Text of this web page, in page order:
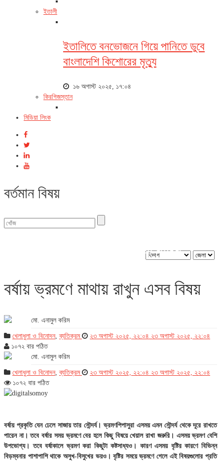
ইতালী
ইতালিতে বনভোজনে গিয়ে পানিতে ডুবে
বাংলাদেশি কিশোরের মৃত্যু
১৬ অগাস্ট ২০২৫, ১৭:০৪
কিরগিজস্তান
মিডিয়া লিংক
বর্তমান বিষয়
বিভাগ : খেলাধুলা ও বিনোদন
বর্ষায় ভ্রমণে মাথায় রাখুন এসব বিষয়
মো. এনামুল করিম
খেলাধুলা ও বিনোদন,ব্যতিক্রম ২৩ অগাস্ট ২০২৫, ২২:০৪ ২৩ অগাস্ট ২০২৫, ২২:০৪
১০৭২ বার পঠিত
মো. এনামুল করিম
খেলাধুলা ও বিনোদন,ব্যতিক্রম ২৩ অগাস্ট ২০২৫, ২২:০৪ ২৩ অগাস্ট ২০২৫, ২২:০৪
১০৭২ বার পঠিত
বর্ষায় প্রকৃতি যেন ঢেলে সাজায় তার সৌন্দর্য। ভ্রমণপিপাসুরা এসময় এমন সৌন্দর্য থেকে দূরে রাখতে
পারেন না। তবে বর্ষার সময় ভ্রমণে বের হলে কিছু বিষয়ে খেয়াল রাখা জরুরি। এসময় ভ্রমণ বেশি
উপভোগ্য। তবে বর্ষাকালে ভ্রমণ করা কিছুটা কষ্টসাধ্যও। কারণ এসময় বৃষ্টির কারণে বিভিন্ন
বিড়ম্বনার পাশাপাশি থাকে অসুখ-বিসুখের ভয়ও। বৃষ্টির সময়ে ভ্রমণে গেলে এই বিষয়গুলোর প্রতি